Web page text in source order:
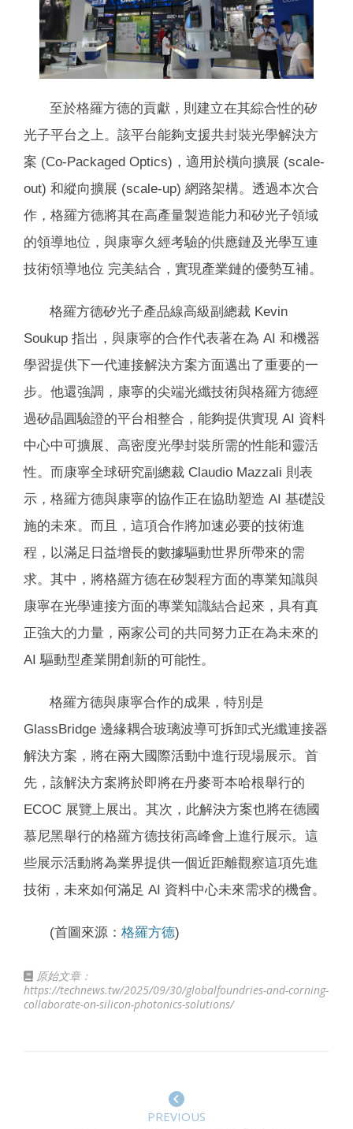
至於格羅方德的貢獻，則建立在其綜合性的矽
光子平台之上。該平台能夠支援共封裝光學解決方
案 (Co-Packaged Optics)，適用於橫向擴展 (scale-
out) 和縱向擴展 (scale-up) 網路架構。透過本次合
作，格羅方德將其在高產量製造能力和矽光子領域
的領導地位，與康寧久經考驗的供應鏈及光學互連
技術領導地位 完美結合，實現產業鏈的優勢互補。
格羅方德矽光子產品線高級副總裁 Kevin
Soukup 指出，與康寧的合作代表著在為 AI 和機器
學習提供下一代連接解決方案方面邁出了重要的一
步。他還強調，康寧的尖端光纖技術與格羅方德經
過矽晶圓驗證的平台相整合，能夠提供實現 AI 資料
中心中可擴展、高密度光學封裝所需的性能和靈活
性。而康寧全球研究副總裁 Claudio Mazzali 則表
示，格羅方德與康寧的協作正在協助塑造 AI 基礎設
施的未來。而且，這項合作將加速必要的技術進
程，以滿足日益增長的數據驅動世界所帶來的需
求。其中，將格羅方德在矽製程方面的專業知識與
康寧在光學連接方面的專業知識結合起來，具有真
正強大的力量，兩家公司的共同努力正在為未來的
AI 驅動型產業開創新的可能性。
格羅方德與康寧合作的成果，特別是
GlassBridge 邊緣耦合玻璃波導可拆卸式光纖連接器
解決方案，將在兩大國際活動中進行現場展示。首
先，該解決方案將於即將在丹麥哥本哈根舉行的
ECOC 展覽上展出。其次，此解決方案也將在德國
慕尼黑舉行的格羅方德技術高峰會上進行展示。這
些展示活動將為業界提供一個近距離觀察這項先進
技術，未來如何滿足 AI 資料中心未來需求的機會。
(首圖來源： 格羅方德)
原始文章：
https://technews.tw/2025/09/30/globalfoundries-and-corning-
collaborate-on-silicon-photonics-solutions/
PREVIOUS